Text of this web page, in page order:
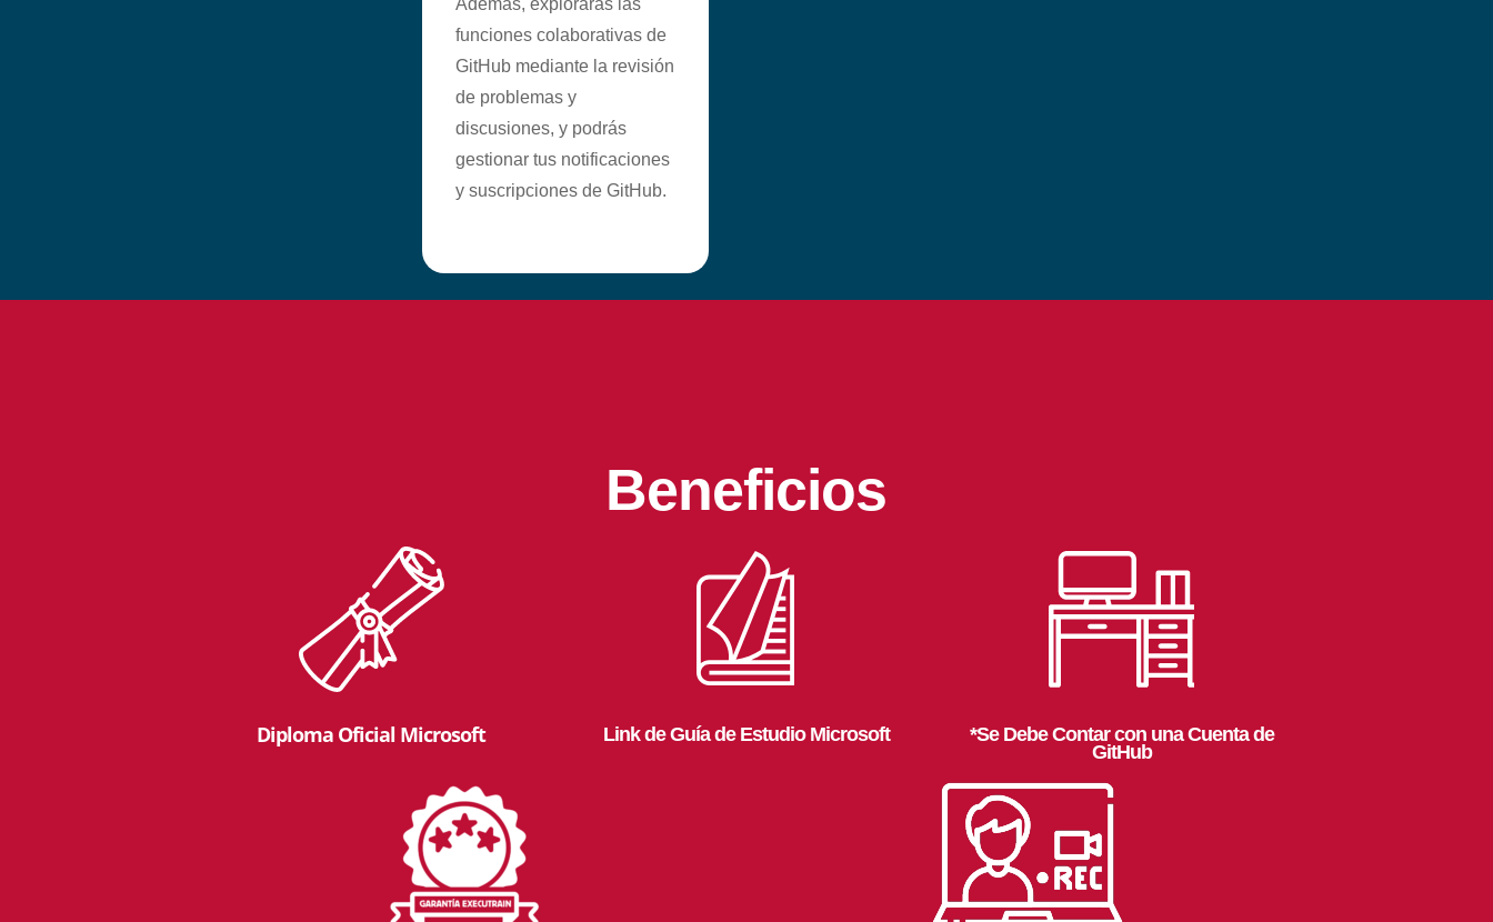
funciones colaborativas de
GitHub mediante la revisión
de problemas y
discusiones, y podrás
gestionar tus notificaciones
y suscripciones de GitHub.
Beneficios
Diploma Oficial Microsoft Link de Guía de Estudio Microsoft
*Se Debe Contar con una Cuenta de
GitHub